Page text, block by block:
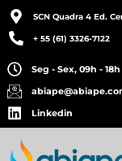
SCN Quadra 4 Ed.
+ 55 (61) 3326-7122
Seg - Sex, 09h - 18h
Linkedin